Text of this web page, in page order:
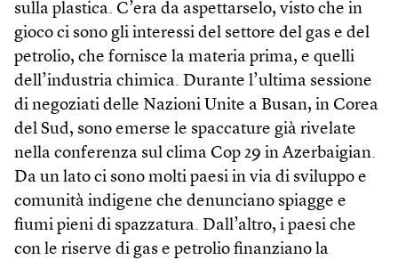
sulla plastica. C’era da aspettarselo, visto che in
gioco ci sono gli interessi del settore del gas e del
petrolio, che fornisce la materia prima, e quelli
dell’industria chimica. Durante l’ultima sessione
di negoziati delle Nazioni Unite a Busan, in Corea
del Sud, sono emerse le spaccature già rivelate
nella conferenza sul clima Cop 29 in Azerbaigian.
Da un lato ci sono molti paesi in via di sviluppo e
comunità indigene che denunciano spiagge e
fiumi pieni di spazzatura. Dall’altro, i paesi che
con le riserve di gas e petrolio finanziano la